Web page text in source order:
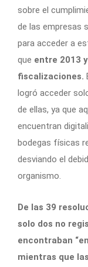
sobre el
de las empresas
para acceder a
que entre 2013
fiscalizaciones.
logró acceder
de ellas, ya que
encuentran
bodegas físicas
desviando el
organismo.
De las 39
solo dos no
encontraban
mientras que